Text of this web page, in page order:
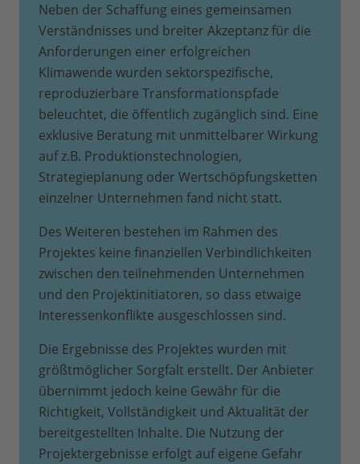
Neben der Schaffung eines gemeinsamen
Verständnisses und breiter Akzeptanz für die
Anforderungen einer erfolgreichen
Klimawende wurden sektorspezifische,
reproduzierbare Transformationspfade
beleuchtet, die öffentlich zugänglich sind. Eine
exklusive Beratung mit unmittelbarer Wirkung
auf z.B. Produktionstechnologien,
Strategieplanung oder Wertschöpfungsketten
einzelner Unternehmen fand nicht statt.
Des Weiteren bestehen im Rahmen des
Projektes keine finanziellen Verbindlichkeiten
zwischen den teilnehmenden Unternehmen
und den Projektinitiatoren, so dass etwaige
Interessenkonflikte ausgeschlossen sind.
Die Ergebnisse des Projektes wurden mit
größtmöglicher Sorgfalt erstellt. Der Anbieter
übernimmt jedoch keine Gewähr für die
Richtigkeit, Vollständigkeit und Aktualität der
bereitgestellten Inhalte. Die Nutzung der
Projektergebnisse erfolgt auf eigene Gefahr